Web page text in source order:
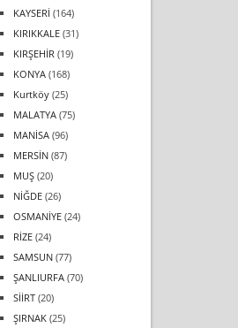
KAYSERİ (164)
KIRIKKALE(31)
KIRŞEHİR (19)
KONYA(168)
Kurtköy(25)
MALATYA(75)
MANİSA(96)
MERSİN(87)
MUŞ(20)
NİĞDE(26)
OSMANİYE(24)
RİZE(24)
SAMSUN(77)
ŞANLIURFA(70)
SİİRT(20)
ŞIRNAK(25)